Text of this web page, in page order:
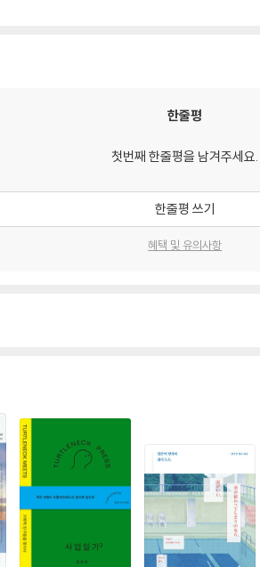
한줄평
첫번째 한줄평을 남겨주세요.
한줄평 쓰기
혜택 및 유의사항